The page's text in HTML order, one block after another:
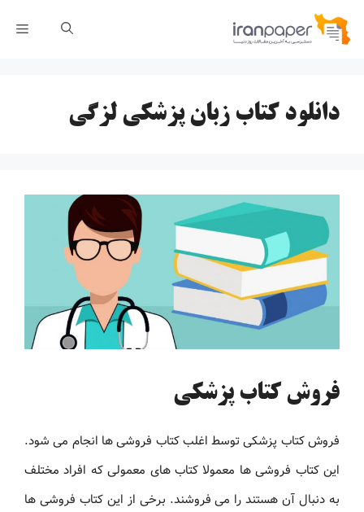
پرش
دانلود کتاب زبان پزشکی لزگی
فروش کتاب پزشکی
فروش کتاب پزشکی توسط اغلب کتاب فروشی ها انجام می شود.
این کتاب فروشی ها معمولا کتاب های معمولی که افراد مختلف
به دنبال آن هستند را می فروشند. برخی از این کتاب فروشی ها